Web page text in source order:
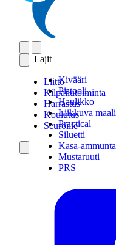
Lajit
Kivääri
Pistooli
Haulikko
Liikkuva maali
Practical
Siluetti
Kasa-ammunta
Mustaruuti
PRS
Liitto
Kilpailutoiminta
Harrastus
Koulutus
Seuroille